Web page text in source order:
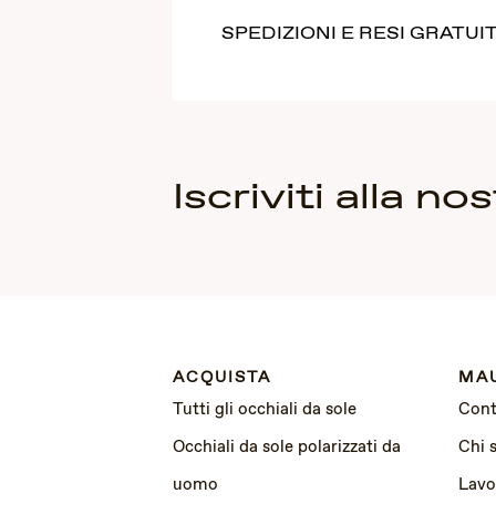
SPEDIZIONI E RESI
Iscriviti alla
ACQUISTA
Tutti gli occhiali da sole
Occhiali da sole polarizzati da
uomo
Chi